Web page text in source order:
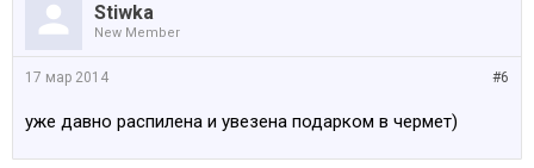
Stiwka
New Member
#6
17 мар 2014
уже давно распилена и увезена подарком в чермет)